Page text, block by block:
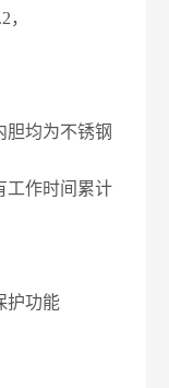
胆均为不锈钢
工作时间累计
护功能